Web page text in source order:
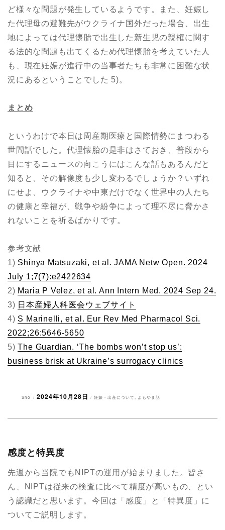
ど様々な問題が発生しているようです。また、妊娠し
た代理母の避難先がウクライナ国外だった場合、出生
地によっては代理懐胎で出生した新生児の親権に関す
る法的な問題も出てくるため代理懐胎を考えていた人
も、現在妊娠が進行中の当事者たちも非常に困難な状
況にあるということでした 5)。
まとめ
というわけで本日は周産期医療と国際情勢にまつわる
世間話でした。代理懐胎の是非はさておき、普段から
目にするニュースの向こうにはこんな話もあるんだと
知ると、その解像度も少し変わるでしょうか？いずれ
にせよ、ウクライナや中東だけでなく世界中の人たち
の健康と幸福が、戦争や紛争によって理不尽に脅かさ
れないことを祈るばかりです。
参考文献
1) Shinya Matsuzaki, et al. JAMA Netw Open. 2024
July 1;7(7):e2422634
2) Maria P Velez, et al. Ann Intern Med. 2024 Sep 24.
3) 日本産婦人科医会ウェブサイト
4) S Marinelli, et al. Eur Rev Med Pharmacol Sci.
2022;26:5646-5650
5)The Guardian. ‘The bombs won’t stop us’:
business brisk at Ukraine’s surrogacy clinics
投
Sho
投
2024年10月28日
カ
妊娠・出産について よもやま話
感度と特異度
先週から当院でもNIPTの運用が始まりました。皆さ
ん、NIPTは従来の検査に比べて精度が高いもの、とい
う認識だと思います。今回は「感度」と「特異度」に
ついてご説明します。